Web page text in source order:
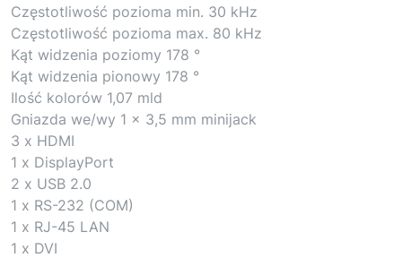
Częstotliwość pozioma min. 30 kHz
Częstotliwość pozioma max. 80 kHz
Kąt widzenia poziomy 178 °
Kąt widzenia pionowy 178 °
Ilość kolorów 1,07 mld
Gniazda we/wy 1 x 3,5 mm minijack
3 x HDMI
1 x DisplayPort
2 x USB 2.0
1 x RS-232 (COM)
1 x RJ-45 LAN
1 x DVI